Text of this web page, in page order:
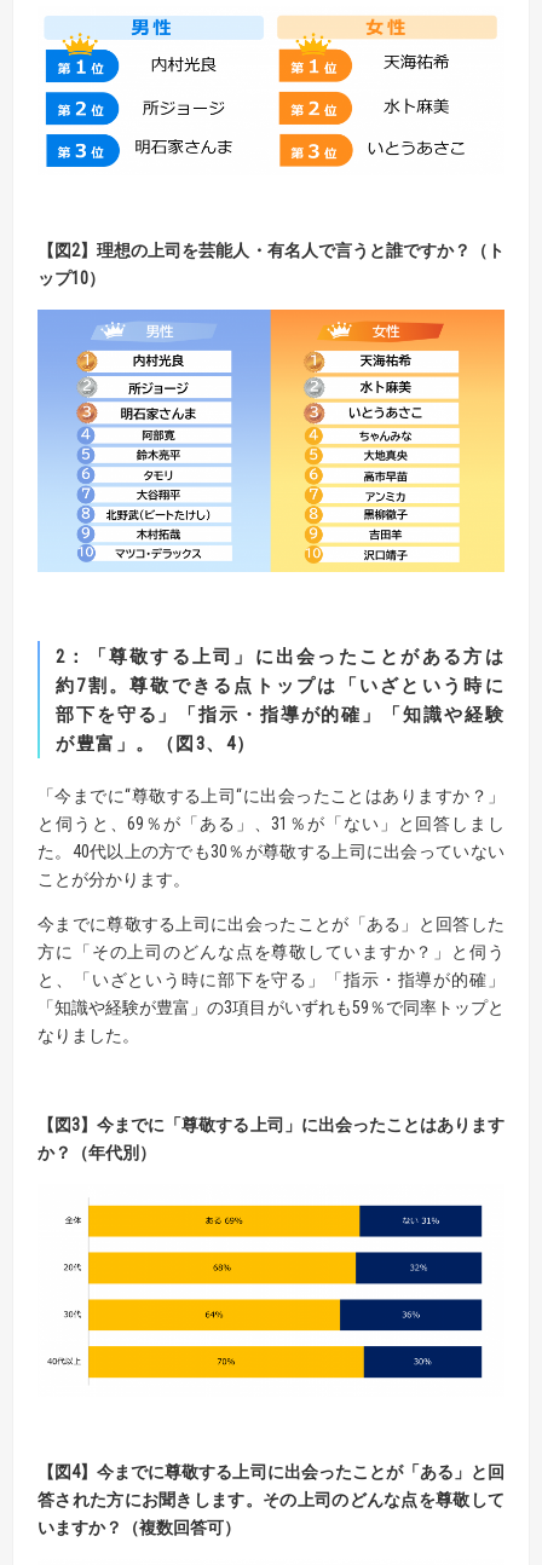
【 図2】理想の上司を芸能人・有名人で言うと誰ですか？（ト
ップ10）
2 ：
「尊敬する上司」に出会ったことがある方は
約7割。尊敬できる点トップは「いざという時に
部下を守る」
「指示・指導が的確」「知識や経験
が豊富」。（図 3、 4）
「今までに“尊敬する上司“に出会ったことはありますか？」
と伺うと、69％が「ある」、31％が「ない」と回答しまし
た。40代以上の方でも30％が尊敬する上司に出会っていない
ことが分かります。
今までに尊敬する上司に出会ったことが「ある」と回答した
方に「その上司のどんな点を尊敬していますか？」と伺う
と、「いざという時に部下を守る」「指示・指導が的確」
「知識や経験が豊富」の3項目がいずれも59％で同率トップと
なりました。
【 図3】今までに「尊敬する上司」に出会ったことはあります
か？（年代別）
【 図4】今までに尊敬する上司に出会ったことが「ある」と回
答された方にお聞きします。 その上司のどんな点を尊敬して
いますか？（複数回答可）